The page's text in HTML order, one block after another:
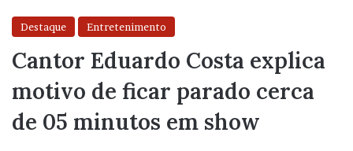
Destaque Entretenimento
Cantor Eduardo Costa explica
motivo de ficar parado cerca
de 05 minutos em show